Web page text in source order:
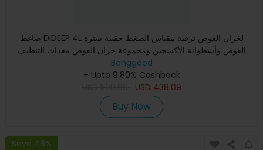
ضاغط DIDEEP 4L لخزان الغوص ترقية مقياس الضغط حقيبة سترة
الغوص وأسطوانة الأكسجين ومجموعة خزان الغوص معدات التنظيف
Banggood
+ Upto 9.80% Cashback
USD 438.09
Buy Now
Save 46%